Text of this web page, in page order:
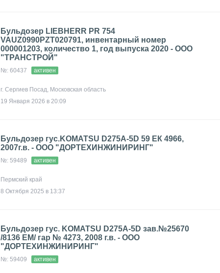
Бульдозер LIEBHERR PR 754
VAUZ0990РZT020791, инвентарный номер
000001203, количество 1, год выпуска 2020 - ООО
"ТРАНСТРОЙ"
№: 60437 активен
г. Сергиев Посад, Московская область
19 Января 2026 в 20:09
Бульдозер гус.KOMATSU D275A-5D 59 ЕК 4966,
2007г.в. - ООО "ДОРТЕХИНЖИНИРИНГ"
№: 59489 активен
Пермский край
8 Октября 2025 в 13:37
Бульдозер гус. KOMATSU D275А-5D зав.№25670
/8136 ЕМ/ гар № 4273, 2008 г.в. - ООО
"ДОРТЕХИНЖИНИРИНГ"
№: 59409 активен